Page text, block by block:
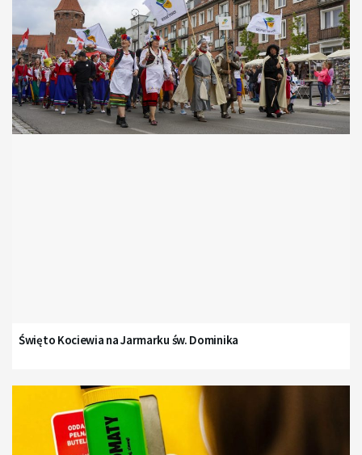
Święto Kociewia na Jarmarku św. Dominika